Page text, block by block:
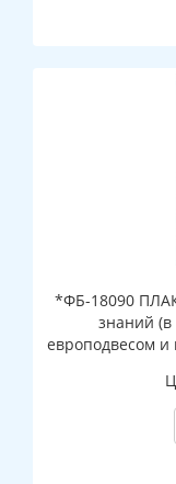
*ФБ-18090
знаний (в
европодвесом и